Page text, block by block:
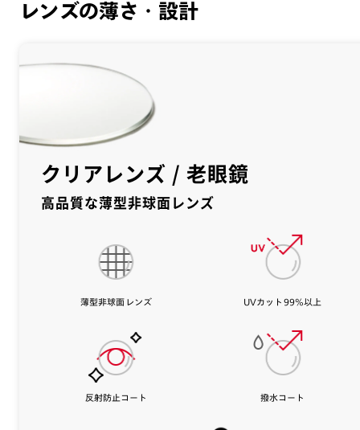
レンズの薄さ・設計
クリアレンズ / 老眼鏡
高品質な薄型非球面レンズ
薄型非球面レンズ UVカット99%以上
反射防止コート 撥水コート